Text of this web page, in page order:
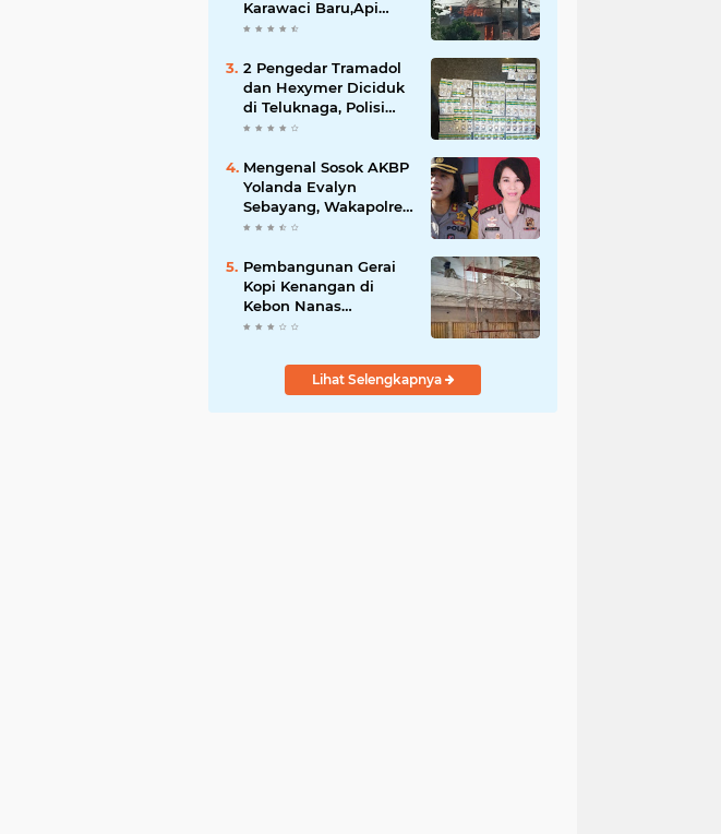
Karawaci Baru,Api
Diduga dari Ledakan
2 Pengedar Tramadol
dan Hexymer Diciduk
di Teluknaga, Polisi
Amankan Ratusan Pil
Mengenal Sosok AKBP
Yolanda Evalyn
Sebayang, Wakapolres
Metro Tangerang yang
Pembangunan Gerai
Kopi Kenangan di
Kebon Nanas
Disorot,Warga
Lingkungan dan PBG
Lihat Selengkapnya